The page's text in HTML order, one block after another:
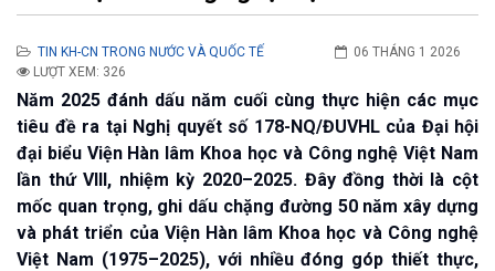
TIN KH-CN TRONG NƯỚC VÀ QUỐC TẾ
06 THÁNG 1 2026
LƯỢT XEM: 326
Năm 2025 đánh dấu năm cuối cùng thực hiện các mục
tiêu đề ra tại Nghị quyết số 178-NQ/ĐUVHL của Đại hội
đại biểu Viện Hàn lâm Khoa học và Công nghệ Việt Nam
lần thứ VIII, nhiệm kỳ 2020–2025. Đây đồng thời là cột
mốc quan trọng, ghi dấu chặng đường 50 năm xây dựng
và phát triển của Viện Hàn lâm Khoa học và Công nghệ
Việt Nam (1975–2025), với nhiều đóng góp thiết thực,